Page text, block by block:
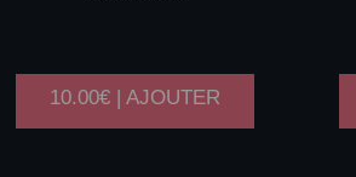
10.00€ | AJOUTER